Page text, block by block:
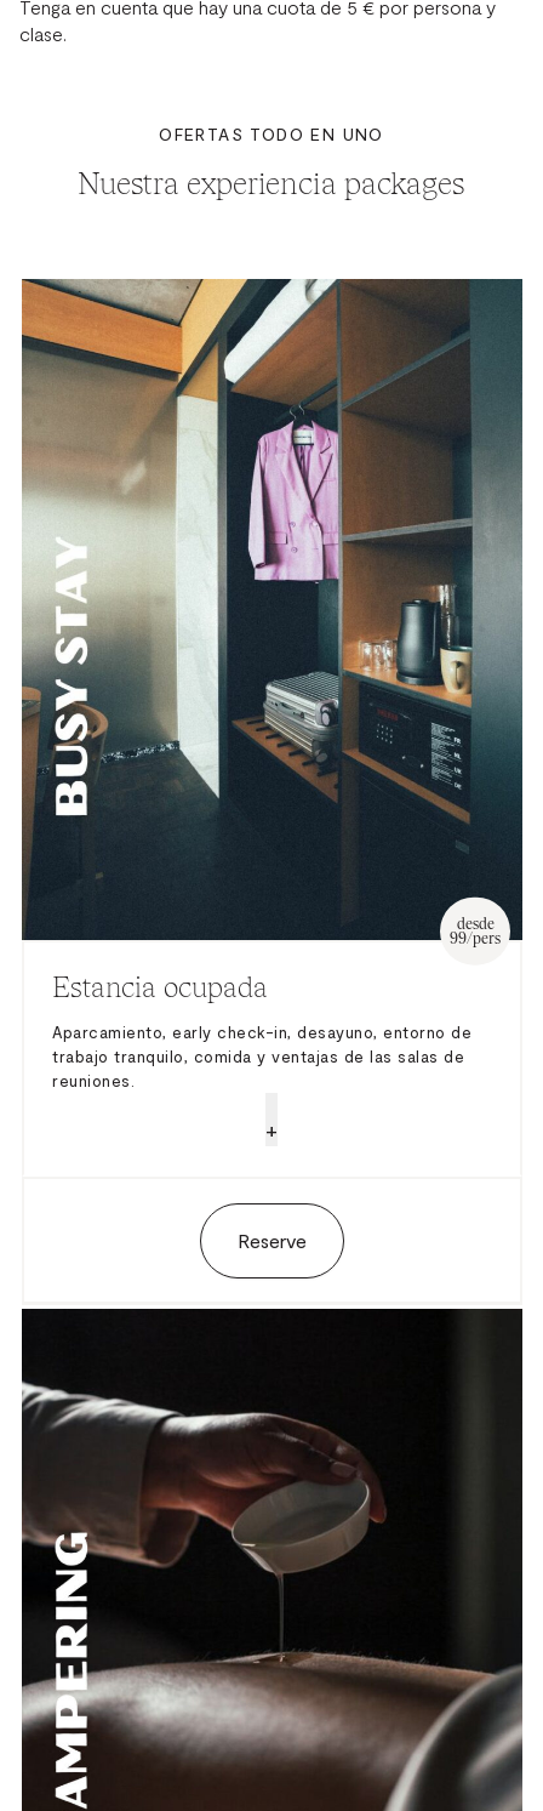
Tenga en cuenta que hay una cuota de 5 € por persona y
clase.
OFERTAS TODO EN UNO
Nuestra experiencia packages
Estancia ocupada
desde
99/pers
Aparcamiento, early check-in, desayuno, entorno de
trabajo tranquilo, comida y ventajas de las salas de
reuniones.
+
Reserve